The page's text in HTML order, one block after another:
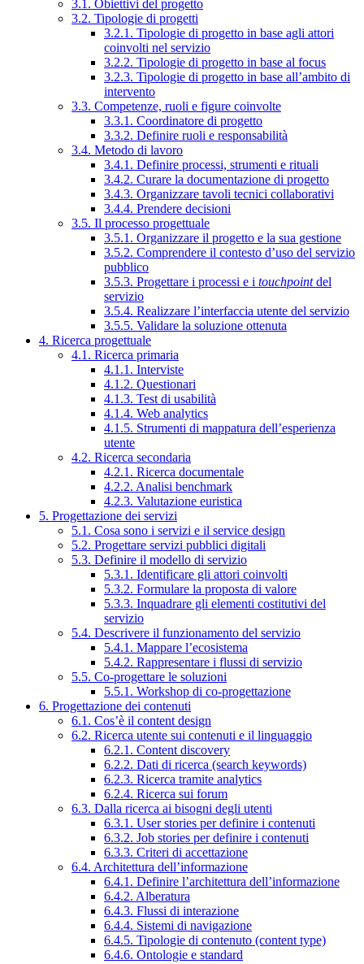
3.1. Obiettivi del progetto
3.2. Tipologie di progetti
3.2.1. Tipologie di progetto in base agli attori
coinvolti nel servizio
3.2.2. Tipologie di progetto in base al focus
3.2.3. Tipologie di progetto in base all’ambito di
intervento
3.3. Competenze, ruoli e figure coinvolte
3.3.1. Coordinatore di progetto
3.3.2. Definire ruoli e responsabilità
3.4. Metodo di lavoro
3.4.1. Definire processi, strumenti e rituali
3.4.2. Curare la documentazione di progetto
3.4.3. Organizzare tavoli tecnici collaborativi
3.4.4. Prendere decisioni
3.5. Il processo progettuale
3.5.1. Organizzare il progetto e la sua gestione
3.5.2. Comprendere il contesto d’uso del servizio
pubblico
3.5.3. Progettare i processi e i touchpointdel
servizio
3.5.4. Realizzare l’interfaccia utente del servizio
3.5.5. Validare la soluzione ottenuta
4. Ricerca progettuale
4.1. Ricerca primaria
4.1.1. Interviste
4.1.2. Questionari
4.1.3. Test di usabilità
4.1.4. Web analytics
4.1.5. Strumenti di mappatura dell’esperienza
utente
4.2. Ricerca secondaria
4.2.1. Ricerca documentale
4.2.2. Analisi benchmark
4.2.3. Valutazione euristica
5. Progettazione dei servizi
5.1. Cosa sono i servizi e il service design
5.2. Progettare servizi pubblici digitali
5.3. Definire il modello di servizio
5.3.1. Identificare gli attori coinvolti
5.3.2. Formulare la proposta di valore
5.3.3. Inquadrare gli elementi costitutivi del
servizio
5.4. Descrivere il funzionamento del servizio
5.4.1. Mappare l’ecosistema
5.4.2. Rappresentare i flussi di servizio
5.5. Co-progettare le soluzioni
5.5.1. Workshop di co-progettazione
6. Progettazione dei contenuti
6.1. Cos’è il content design
6.2. Ricerca utente sui contenuti e il linguaggio
6.2.1. Content discovery
6.2.2. Dati di ricerca (search keywords)
6.2.3. Ricerca tramite analytics
6.2.4. Ricerca sui forum
6.3. Dalla ricerca ai bisogni degli utenti
6.3.1. User stories per definire i contenuti
6.3.2. Job stories per definire i contenuti
6.3.3. Criteri di accettazione
6.4. Architettura dell’informazione
6.4.1. Definire l’architettura dell’informazione
6.4.2. Alberatura
6.4.3. Flussi di interazione
6.4.4. Sistemi di navigazione
6.4.5. Tipologie di contenuto (content type)
6.4.6. Ontologie e standard